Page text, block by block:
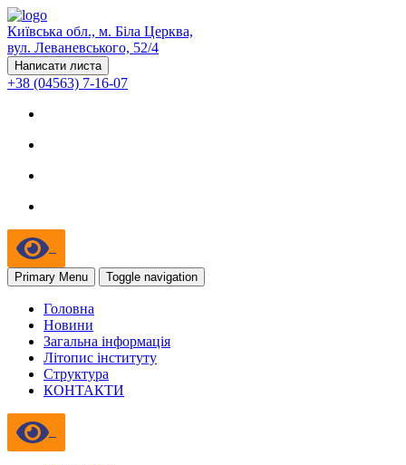
Київська обл., м. Біла Церква,
вул. Леваневського, 52/4
Написати листа
+38 (04563) 7-16-07
Primary Menu Toggle navigation
Головна
Новини
Загальна інформація
Літопис інституту
Структура
КОНТАКТИ